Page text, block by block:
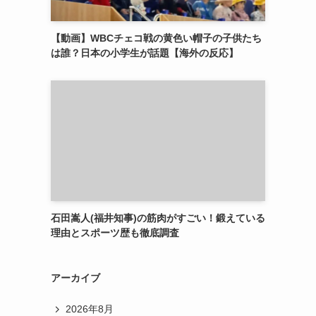
【動画】WBCチェコ戦の黄色い帽子の子供たち
は誰？日本の小学生が話題【海外の反応】
石田嵩人(福井知事)の筋肉がすごい！鍛えている
理由とスポーツ歴も徹底調査
アーカイブ
2026年8月